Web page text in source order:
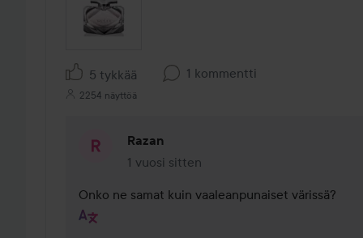
5 tykkää 1 kommentti
2254 näyttöä
Razan
1 vuosi sitten
Kommentti lisättiin 1 vuosi sitten
Onko ne samat kuin vaaleanpunaiset värissä?